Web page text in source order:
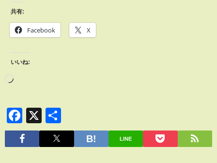
共有:
Facebook X
いいね:
Facebook
X
有
LINE